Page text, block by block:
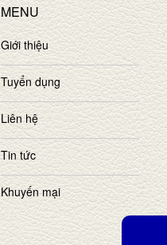
MENU
Giới thiệu
Tuyển dụng
Liên hệ
Tin tức
Khuyến mại